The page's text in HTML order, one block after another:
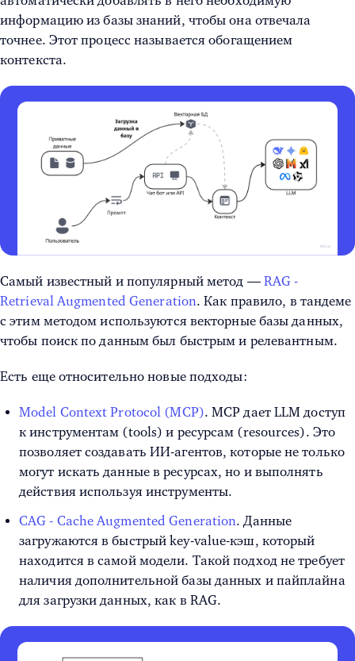
информацию из базы знаний, чтобы она отвечала
точнее. Этот процесс называется обогащением
контекста.
Самый известный и популярный метод — RAG -
Retrieval Augmented Generation. Как правило, в тандеме
с этим методом используются векторные базы данных,
чтобы поиск по данным был быстрым и релевантным.
Есть еще относительно новые подходы:
Model Context Protocol (MCP). MCP дает LLM доступ
к инструментам (tools) и ресурсам (resources). Это
позволяет создавать ИИ-агентов, которые не только
могут искать данные в ресурсах, но и выполнять
действия используя инструменты.
CAG - Cache Augmented Generation. Данные
загружаются в быстрый key-value-кэш, который
находится в самой модели. Такой подход не требует
наличия дополнительной базы данных и пайплайна
для загрузки данных, как в RAG.